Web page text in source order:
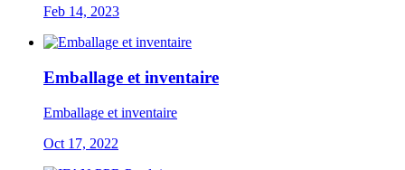
Feb 14, 2023
Emballage et inventaire
Emballage et inventaire
Oct 17, 2022